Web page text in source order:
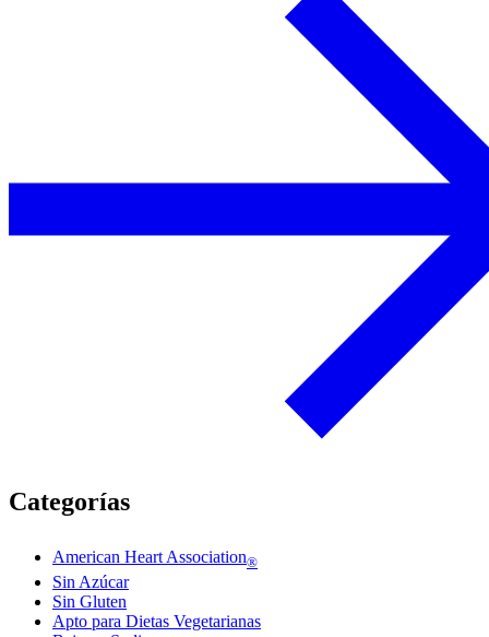
Categorías
American Heart Association®
Sin Azúcar
Sin Gluten
Apto para Dietas Vegetarianas